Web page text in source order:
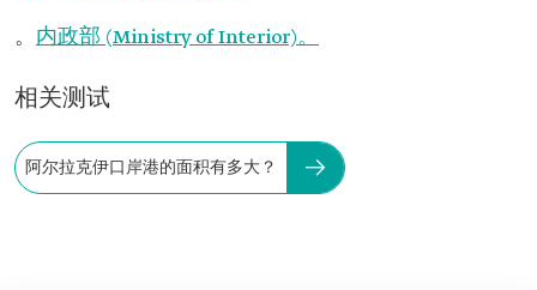
。 内政部 (Ministry of Interior)。
相关测试
阿尔拉克伊口岸港的面积有多大？